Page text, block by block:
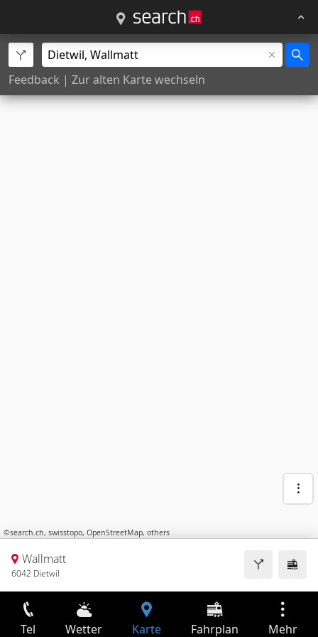
Feedback | Zur alten Karte wechseln
©search.ch, swisstopo, OpenStreetMap, others
Wallmatt
6042 Dietwil
Tel Wetter Karte Fahrplan Mehr